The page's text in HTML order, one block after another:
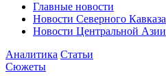
Главные новости
Новости Северного Кавказа
Новости Центральной Азии
Аналитика Статьи
Сюжеты